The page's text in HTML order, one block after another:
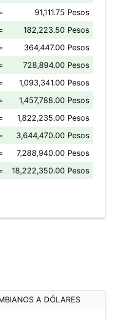
91,111.75 Pesos
182,223.50 Pesos
364,447.00 Pesos
728,894.00 Pesos
1,093,341.00 Pesos
1,457,788.00 Pesos
1,822,235.00 Pesos
3,644,470.00 Pesos
7,288,940.00 Pesos
18,222,350.00 Pesos
A DÓLARES